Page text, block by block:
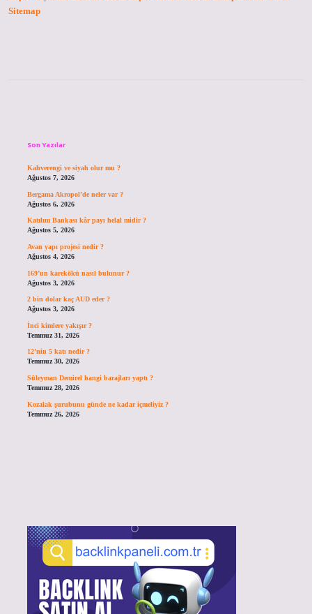
Sitemap
Son Yazılar
Kahverengi ve siyah olur mu ?
Ağustos 7, 2026
Bergama Akropol’de neler var ?
Ağustos 6, 2026
Katılım Bankası kâr payı helal midir ?
Ağustos 5, 2026
Avan yapı projesi nedir ?
Ağustos 4, 2026
169’un karekökü nasıl bulunur ?
Ağustos 3, 2026
2 bin dolar kaç AUD eder ?
Ağustos 3, 2026
İnci kimlere yakışır ?
Temmuz 31, 2026
12’nin 5 katı nedir ?
Temmuz 30, 2026
Süleyman Demirel hangi barajları yaptı ?
Temmuz 28, 2026
Kozalak şurubunu günde ne kadar içmeliyiz ?
Temmuz 26, 2026